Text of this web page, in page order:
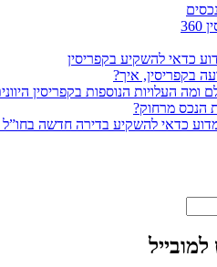
בקפריסין, איך?
ומה העלויות הנוספות בקפריסין
הנכס מרחוק?